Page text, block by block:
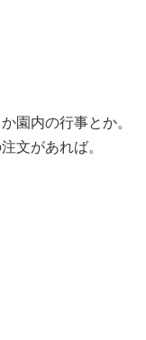
園内の行事とか。
文があれば。